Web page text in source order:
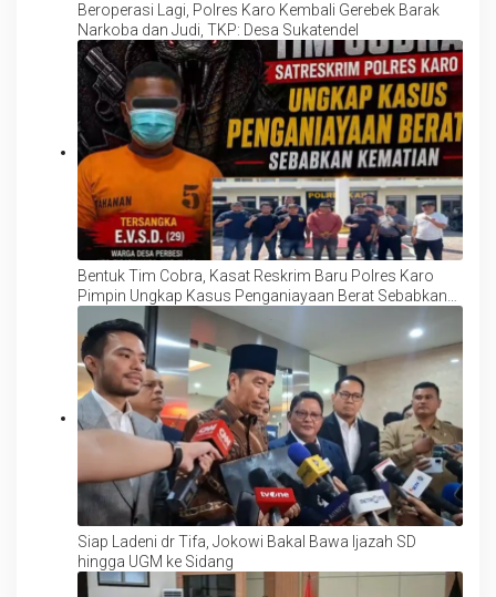
Beroperasi Lagi, Polres Karo Kembali Gerebek Barak
Narkoba dan Judi, TKP: Desa Sukatendel
Bentuk Tim Cobra, Kasat Reskrim Baru Polres Karo
Pimpin Ungkap Kasus Penganiayaan Berat Sebabkan
Kematian, TKP: Desa Perbesi
Siap Ladeni dr Tifa, Jokowi Bakal Bawa Ijazah SD
hingga UGM ke Sidang